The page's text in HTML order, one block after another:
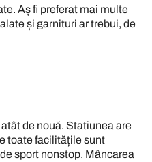
Aș fi preferat mai multe
și garnituri ar trebui, de
de nouă. Statiunea are
toate facilitățile sunt
sport nonstop. Mâncarea